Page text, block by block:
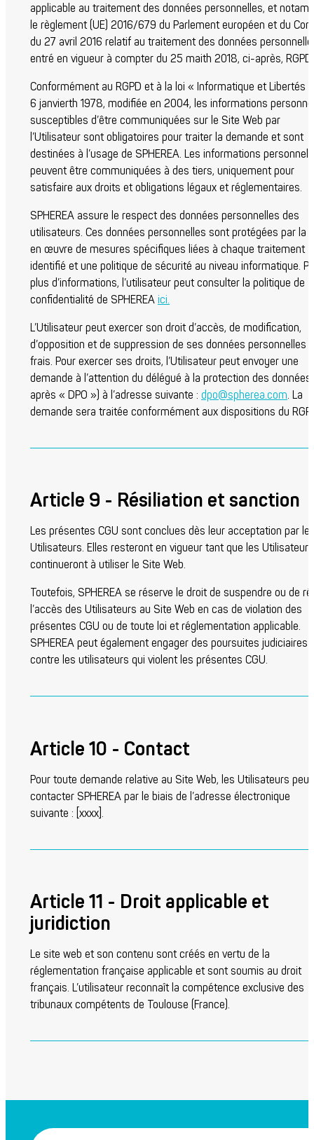
applicable au traitement des données personnelles, et
le règlement (UE) 2016/679 du Parlement européen et du
du 27 avril 2016 relatif au traitement des données
entré en vigueur à compter du 25 maith 2018, ci-après, RGPD.
Conformément au RGPD et à la loi « Informatique et Libertés
6 janvierth 1978, modifiée en 2004, les informations
susceptibles d’être communiquées sur le Site Web par
l’Utilisateur sont obligatoires pour traiter la demande et sont
destinées à l’usage de SPHEREA. Les informations
peuvent être communiquées à des tiers, uniquement pour
satisfaire aux droits et obligations légaux et réglementaires.
SPHEREA assure le respect des données personnelles des
utilisateurs. Ces données personnelles sont protégées par la
en œuvre de mesures spécifiques liées à chaque traitement
identifié et une politique de sécurité au niveau informatique.
plus d’informations, l’utilisateur peut consulter la politique de
confidentialité de SPHEREA ici.
L’Utilisateur peut exercer son droit d’accès, de modification,
d’opposition et de suppression de ses données personnelles
frais. Pour exercer ses droits, l’Utilisateur peut envoyer une
demande à l’attention du délégué à la protection des
après « DPO ») à l’adresse suivante : dpo@spherea.com. La
demande sera traitée conformément aux dispositions du
Article 9 - Résiliation et sanction
Les présentes CGU sont conclues dès leur acceptation par
Utilisateurs. Elles resteront en vigueur tant que les Utilisateurs
continueront à utiliser le Site Web.
Toutefois, SPHEREA se réserve le droit de suspendre ou de
l’accès des Utilisateurs au Site Web en cas de violation des
présentes CGU ou de toute loi et réglementation applicable.
SPHEREA peut également engager des poursuites judiciaires
contre les utilisateurs qui violent les présentes CGU.
Article 10 - Contact
Pour toute demande relative au Site Web, les Utilisateurs
contacter SPHEREA par le biais de l’adresse électronique
suivante : [ xxxx ].
Article 11 - Droit applicable et
juridiction
Le site web et son contenu sont créés en vertu de la
réglementation française applicable et sont soumis au droit
français. L’utilisateur reconnaît la compétence exclusive des
tribunaux compétents de Toulouse (France).